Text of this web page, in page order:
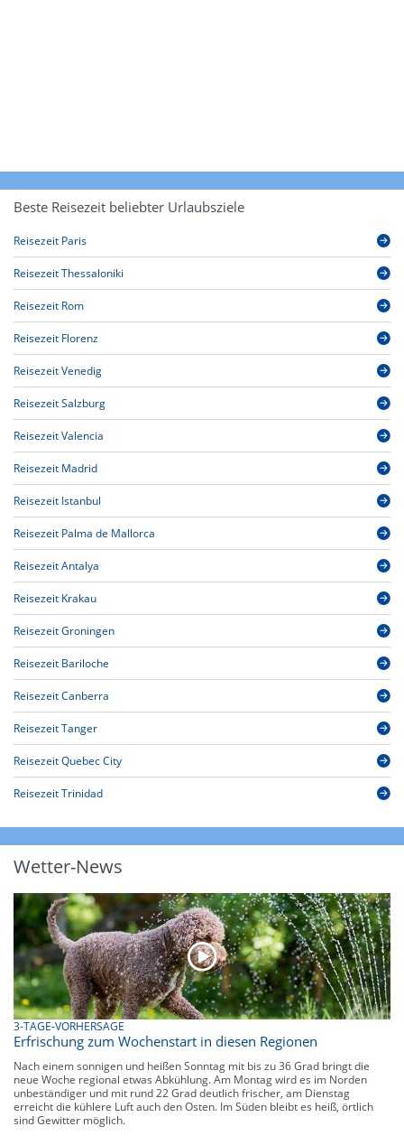
Beste Reisezeit beliebter Urlaubsziele
Reisezeit Paris
Reisezeit Thessaloniki
Reisezeit Rom
Reisezeit Florenz
Reisezeit Venedig
Reisezeit Salzburg
Reisezeit Valencia
Reisezeit Madrid
Reisezeit Istanbul
Reisezeit Palma de Mallorca
Reisezeit Antalya
Reisezeit Krakau
Reisezeit Groningen
Reisezeit Bariloche
Reisezeit Canberra
Reisezeit Tanger
Reisezeit Quebec City
Reisezeit Trinidad
Wetter-News
3-TAGE-VORHERSAGE
Erfrischung zum Wochenstart in diesen Regionen
Nach einem sonnigen und heißen Sonntag mit bis zu 36 Grad bringt die
neue Woche regional etwas Abkühlung. Am Montag wird es im Norden
unbeständiger und mit rund 22 Grad deutlich frischer, am Dienstag
erreicht die kühlere Luft auch den Osten. Im Süden bleibt es heiß, örtlich
sind Gewitter möglich.